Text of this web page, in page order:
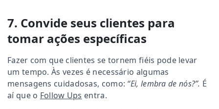
7. Convide seus clientes para
tomar ações específicas
Fazer com que clientes se tornem fiéis pode levar
um tempo. Às vezes é necessário algumas
mensagens cuidadosas, como: “Ei, lembra de nós?”. É
aí que o Follow Ups entra.